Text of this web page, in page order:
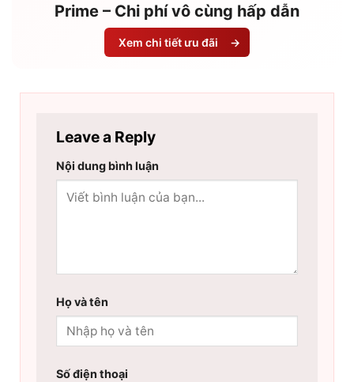
Prime – Chi phí vô cùng hấp dẫn
Xem chi tiết ưu đãi →
Leave a Reply
Nội dung bình luận
Họ và tên
Số điện thoại